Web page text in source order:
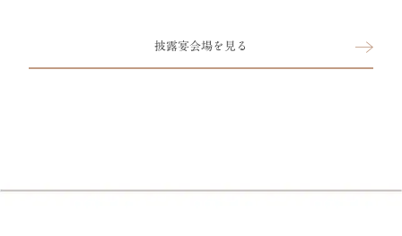
披露宴会場を見る